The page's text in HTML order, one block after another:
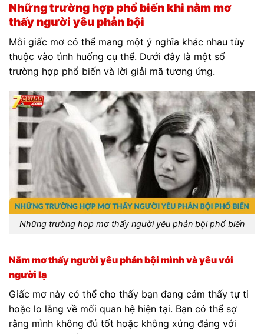
Những trường hợp phổ biến khi nằm mơ
thấy người yêu phản bội
Mỗi giấc mơ có thể mang một ý nghĩa khác nhau tùy
thuộc vào tình huống cụ thể. Dưới đây là một số
trường hợp phổ biến và lời giải mã tương ứng.
Những trường hợp mơ thấy người yêu phản bội phổ biến
Nằm mơ thấy người yêu phản bội mình và yêu với
người lạ
Giấc mơ này có thể cho thấy bạn đang cảm thấy tự ti
hoặc lo lắng về mối quan hệ hiện tại. Bạn có thể sợ
rằng mình không đủ tốt hoặc không xứng đáng với